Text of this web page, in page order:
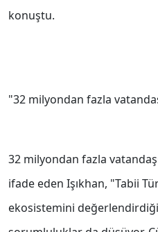
konuştu.
"32 milyondan fazla
32 milyondan fazla
ifade eden Işıkhan, "Tabii
ekosistemini